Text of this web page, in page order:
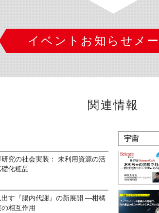
イベントお知らせメ
関連情報
究の社会実装： 未利用資源の活
化粧品
出す『腸内代謝』の新展開 —柑橘
相互作用
宇宙